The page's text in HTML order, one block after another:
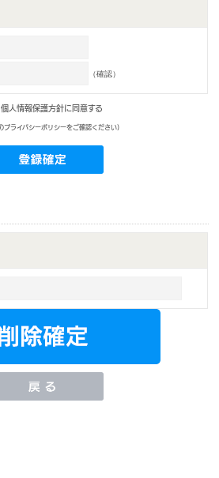
（確認）
個人情報保護方針に同意する
プライバシーポリシーをご確認ください)